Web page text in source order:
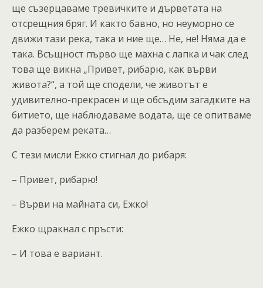
ще съзерцаваме тревичките и дърветата на
отсрещния бряг. И както бавно, но неуморно се
движи тази река, така и ние ще… Не, не! Няма да е
така. Всъщност първо ще махна с лапка и чак след
това ще викна „Привет, рибарю, как върви
живота?“, а той ще сподели, че животът е
удивително-прекрасен и ще обсъдим загадките на
битието, ще наблюдаваме водата, ще се опитваме
да разберем реката…
С тези мисли Ежко стигнал до рибаря:
– Привет, рибарю!
– Върви на майната си, Ежко!
Ежко щракнал с пръсти:
– И това е вариант.